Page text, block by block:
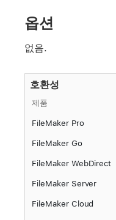
옵션
없음.
호환성
제품
FileMaker Pro
FileMaker Go
FileMaker WebDirect
FileMaker Server
FileMaker Cloud